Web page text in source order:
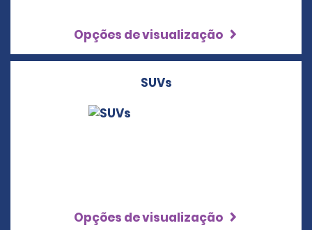
Opções de visualização
SUVs
Opções de visualização